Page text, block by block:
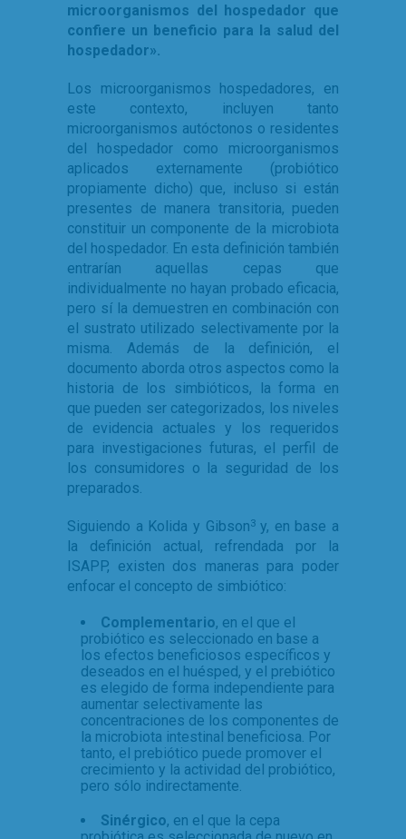
microorganismos del hospedador que
confiere un beneficio para la salud del
hospedador».
Los microorganismos hospedadores, en
este contexto, incluyen tanto
microorganismos autóctonos o residentes
del hospedador como microorganismos
aplicados externamente (probiótico
propiamente dicho) que, incluso si están
presentes de manera transitoria, pueden
constituir un componente de la microbiota
del hospedador. En esta definición también
entrarían aquellas cepas que
individualmente no hayan probado eficacia,
pero sí la demuestren en combinación con
el sustrato utilizado selectivamente por la
misma. Además de la definición, el
documento aborda otros aspectos como la
historia de los simbióticos, la forma en
que pueden ser categorizados, los niveles
de evidencia actuales y los requeridos
para investigaciones futuras, el perfil de
los consumidores o la seguridad de los
preparados.
Siguiendo a Kolida y Gibson3y, en base a
la definición actual, refrendada por la
ISAPP, existen dos maneras para poder
enfocar el concepto de simbiótico:
Complementario, en el que el
probiótico es seleccionado en base a
los efectos beneficiosos específicos y
deseados en el huésped, y el prebiótico
es elegido de forma independiente para
aumentar selectivamente las
concentraciones de los componentes de
la microbiota intestinal beneficiosa. Por
tanto, el prebiótico puede promover el
crecimiento y la actividad del probiótico,
pero sólo indirectamente.
Sinérgico, en el que la cepa